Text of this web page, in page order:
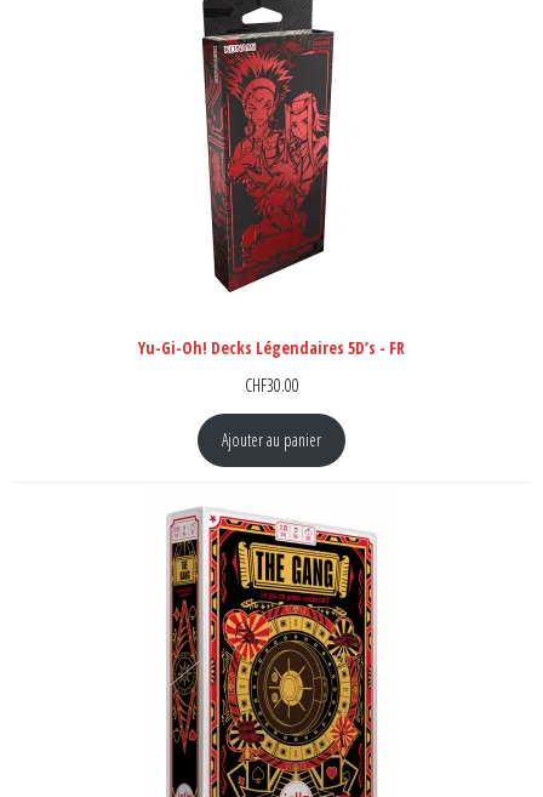
Yu-Gi-Oh! Decks Légendaires 5D’s - FR
CHF30.00
Ajouter au panier